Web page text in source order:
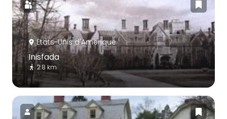
États-Unis d'Amérique
Inisfada
2.8 km